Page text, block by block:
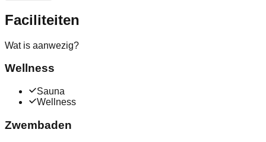
Faciliteiten
Wat is aanwezig?
Wellness
Sauna
Wellness
Zwembaden